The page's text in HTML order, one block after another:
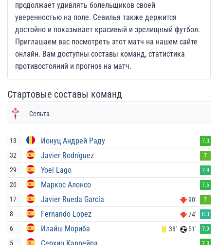
продолжает удивлять болельщиков своей
уверенностью на поле. Севилья также держится
достойно и показывает красивый и зрелищный футбол.
Приглашаем вас посмотреть этот матч на нашем сайте
онлайн. Вам доступны составы команд, статистика
противостояний и прогноз на матч.
Стартовые составы команд
Сельта
13 Ионуц Андрей Раду 7.3
32 Javier Rodríguez 7
29 Yoel Lago 7.9
20 Маркос Алонсо 7.6
17 Javier Rueda García 90' 7
8 Fernando Lopez 74' 8.3
6 Илайш Мориба 38' 51' 7.9
5 Серхио Каррейра 7.3